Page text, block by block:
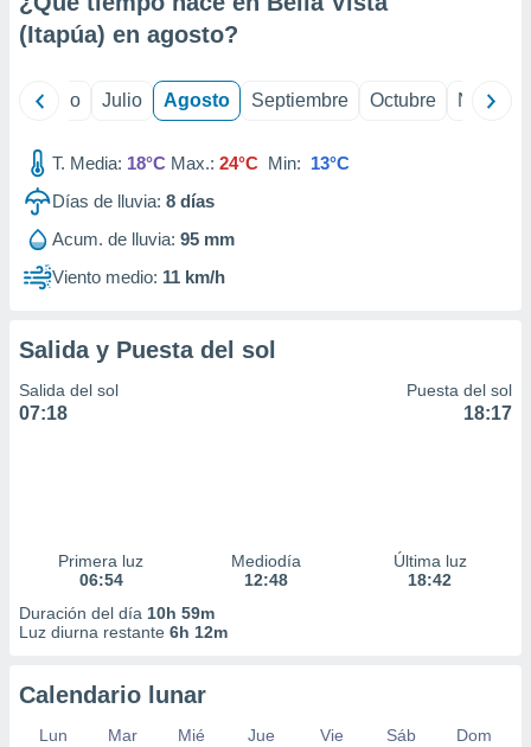
e
publicidad
publicidad
de
(Itapúa) en agosto?
Junio Julio Agosto Septiembre Octubre
T. Media: 18°C Max.: 24°C Min: 13°C
Días de lluvia: 8 días
Acum. de lluvia: 95 mm
Viento medio: 11 km/h
Salida y Puesta del sol
Salida del sol
07:18
Puesta del sol
18:17
Primera luz
06:54
Mediodía
12:48
Última luz
18:42
Duración del día 10h 59m
Luz diurna restante 6h 12m
Calendario lunar
Lun Mar Mié Jue Vie Sáb
Dom